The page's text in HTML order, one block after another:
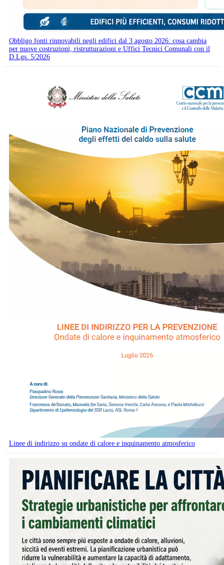
Obbligo fonti rinnovabili negli edifici dal 3 agosto 2026: cosa cambia
per nuove costruzioni, ristrutturazioni e Uffici Tecnici Comunali con il
D.Lgs. 5/2026
Linee di indirizzo su ondate di calore e inquinamento atmosferico